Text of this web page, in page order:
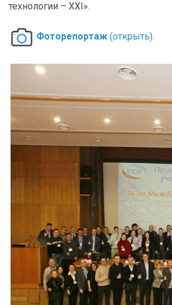
технологии – XXI».
Фоторепортаж (открыть).